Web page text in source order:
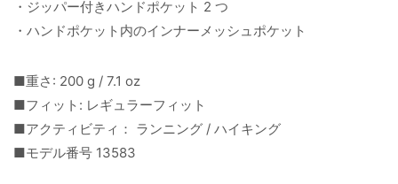
・ジッパー付きハンドポケット 2 つ
・ハンドポケット内のインナーメッシュポケット
■重さ: 200 g / 7.1 oz
■フィット: レギュラーフィット
■アクティビティ： ランニング / ハイキング
■モデル番号 13583